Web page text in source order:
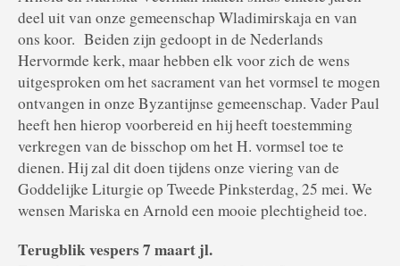
deel uit van onze gemeenschap Wladimirskaja en van
ons koor. Beiden zijn gedoopt in de Nederlands
Hervormde kerk, maar hebben elk voor zich de wens
uitgesproken om het sacrament van het vormsel te mogen
ontvangen in onze Byzantijnse gemeenschap. Vader Paul
heeft hen hierop voorbereid en hij heeft toestemming
verkregen van de bisschop om het H. vormsel toe te
dienen. Hij zal dit doen tijdens onze viering van de
Goddelijke Liturgie op Tweede Pinksterdag, 25 mei. We
wensen Mariska en Arnold een mooie plechtigheid toe.
Terugblik vespers 7 maart jl.